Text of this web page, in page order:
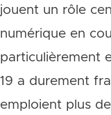
jouent un rôle
numérique en
particulièrement
19 a durement
emploient plus